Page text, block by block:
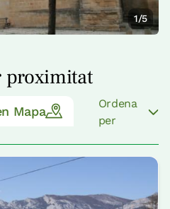
1/5
proximitat
Mapa
Ordena
per